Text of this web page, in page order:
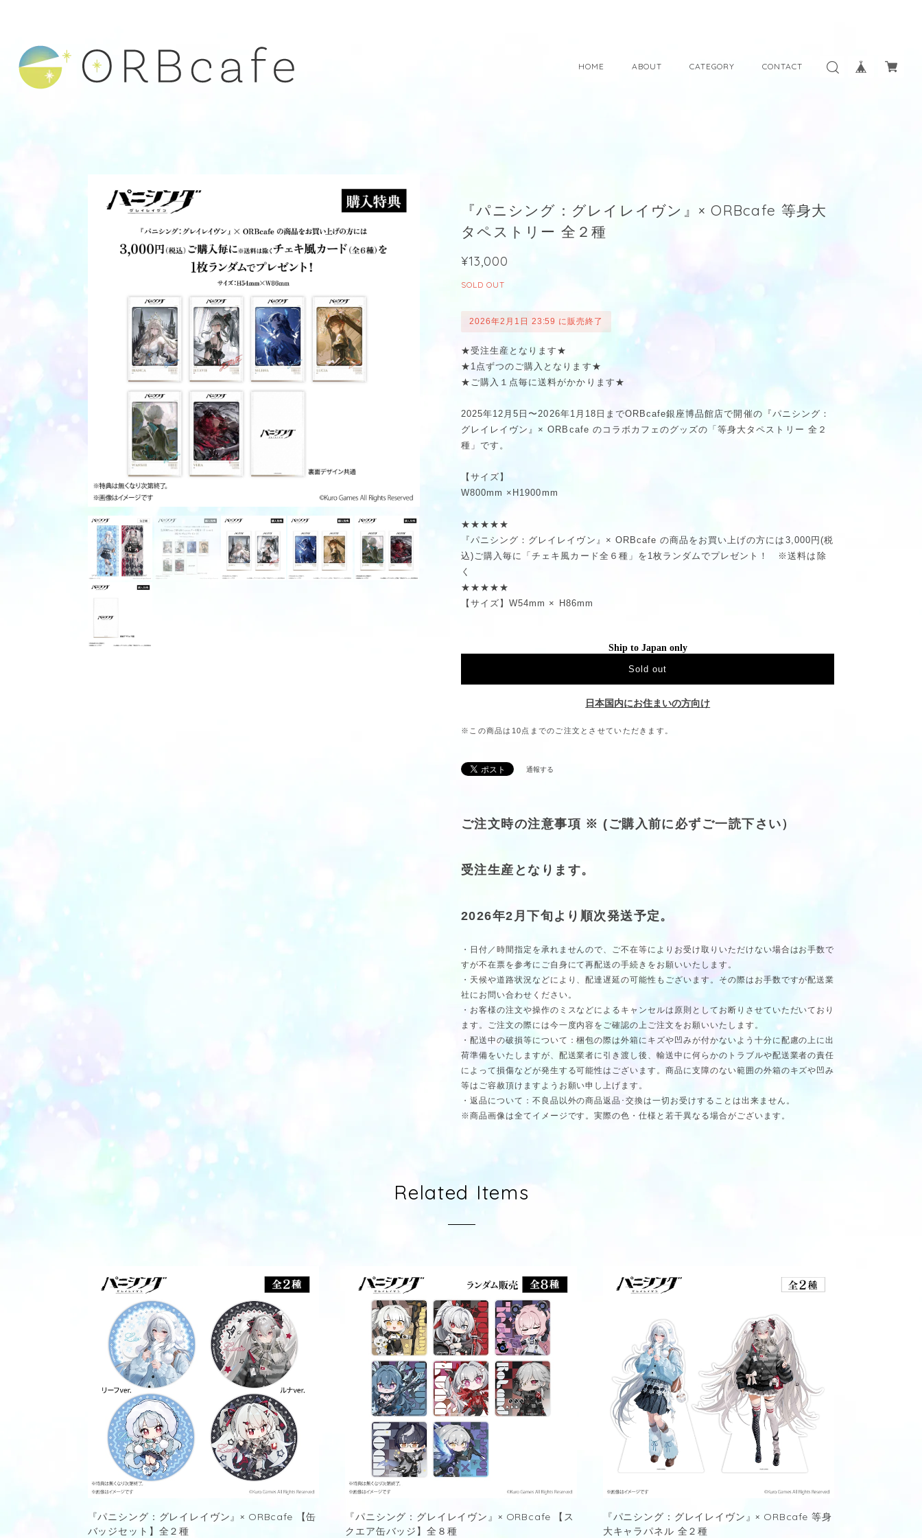
HOME ABOUT CATEGORY CONTACT
『パニシング：グレイレイヴン』× ORBcafe 等身大
タペストリー 全２種
¥13,000
SOLD OUT
2026年2月1日 23:59 に販売終了
★受注生産となります★
★1点ずつのご購入となります★
★ご購入１点毎に送料がかかります★
2025年12月5日〜2026年1月18日までORBcafe銀座博品館店で開催の『パニシング：
グレイレイヴン』× ORBcafe のコラボカフェのグッズの「等身大タペストリー 全２
種」です。
【サイズ】
W800mm ×H1900mm
★★★★★
『パニシング：グレイレイヴン』× ORBcafe の商品をお買い上げの方には3,000円(税
込)ご購入毎に「チェキ風カード全６種」を1枚ランダムでプレゼント！ ※送料は除
く
★★★★★
【サイズ】W54mm × H86mm
Ship to Japan only
Sold out
日本国内にお住まいの方向け
※この商品は10点までのご注文とさせていただきます。
通報する
ご注文時の注意事項 ※ (ご購入前に必ずご一読下さい）
受注生産となります。
2026年2月下旬より順次発送予定。
・日付／時間指定を承れませんので、ご不在等によりお受け取りいただけない場合はお手数で
すが不在票を参考にご自身にて再配送の手続きをお願いいたします。
・天候や道路状況などにより、配達遅延の可能性もございます。その際はお手数ですが配送業
社にお問い合わせください。
・お客様の注文や操作のミスなどによるキャンセルは原則としてお断りさせていただいており
ます。ご注文の際には今一度内容をご確認の上ご注文をお願いいたします。
・配送中の破損等について：梱包の際は外箱にキズや凹みが付かないよう十分に配慮の上に出
荷準備をいたしますが、配送業者に引き渡し後、輸送中に何らかのトラブルや配送業者の責任
によって損傷などが発生する可能性はございます。商品に支障のない範囲の外箱のキズや凹み
等はご容赦頂けますようお願い申し上げます。
・返品について：不良品以外の商品返品･交換は一切お受けすることは出来ません。
※商品画像は全てイメージです。実際の色・仕様と若干異なる場合がございます。
Related Items
『パニシング：グレイレイヴン』× ORBcafe 【缶
バッジセット】全２種
『パニシング：グレイレイヴン』× ORBcafe 【ス
クエア缶バッジ】全８種
『パニシング：グレイレイヴン』× ORBcafe 等身
大キャラパネル 全２種